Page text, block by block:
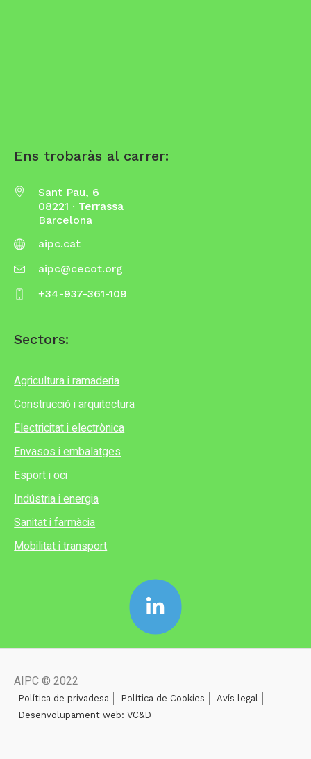
Ens trobaràs al carrer:
Sant Pau, 6
08221 · Terrassa
Barcelona
aipc.cat
aipc@cecot.org
+34-937-361-109
Sectors:
Agricultura i ramaderia
Construcció i arquitectura
Electricitat i electrònica
Envasos i embalatges
Esport i oci
Indústria i energia
Sanitat i farmàcia
Mobilitat i transport
AIPC © 2022
Política de privadesa Política de Cookies
Avís legal
Desenvolupament web: VC&D